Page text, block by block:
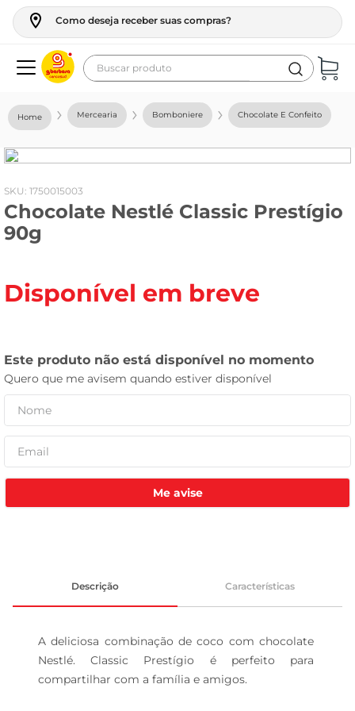
Como deseja receber suas compras?
Buscar produto
Mercearia Bomboniere Chocolate E Confeito
: 1750015003
Chocolate Nestlé Classic Prestígio
90g
Disponível em breve
Me avise
Descrição Características
A deliciosa combinação de coco com chocolate
Nestlé. Classic Prestígio é perfeito para
compartilhar com a família e amigos.
geladeira
fogao
café
cerveja
leite
tv